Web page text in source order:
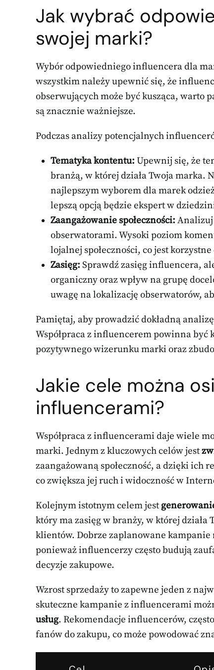
Jak wybrać
swojej marki?
Wybór odpowiedniego influencera dla
wszystkim należy upewnić się, że
obserwujących może być kusząca, warto
są znacznie ważniejsze.
Podczas analizy potencjalnych
Tematyka kontentu: Upewnij się, że
branżą, w której działa Twoja marka.
najlepszym wyborem dla marek
lepszą opcją będzie ekspert w
Zaangażowanie społeczności: Analizuj
obserwatorami. Wysoki poziom
lojalnej społeczności, co jest
Zasięg: Sprawdź zasięg influencera,
organiczny oraz wpływ na grupę
uwagę na lokalizację obserwatorów,
Pamiętaj, aby prowadzić dokładną
Współpraca z influencerem powinna być
pozytywnego wizerunku marki oraz
Jakie cele można
influencerami?
Współpraca z influencerami daje wiele
marki. Jednym z kluczowych celów jest
zaangażowaną społeczność, a dzięki ich
co zwiększa jej ruch i widoczność w
Kolejnym istotnym celem jest
który ma zasięg w branży, w której
klientów. Dobrze zaplanowane kampanie
ponieważ influencerzy często budują
decyzje zakupowe.
Wzrost sprzedaży to zapewne jeden z
skuteczne kampanie z influencerami
usług. Rekomendacje influencerów,
fanów do zakupu, co może powodować